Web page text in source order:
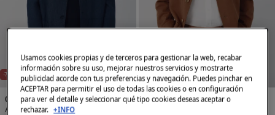
-76% CONTIENE LINO
Cortefiel
CONTIENE LINO
Cortefiel
Usamos cookies propias y de terceros para gestionar la web, recabar
información sobre su uso, mejorar nuestros servicios y mostrarte
publicidad acorde con tus preferencias y navegación. Puedes pinchar en
ACEPTAR para permitir el uso de todas las cookies o en configuración
para ver el detalle y seleccionar qué tipo cookies deseas aceptar o
rechazar. +INFO